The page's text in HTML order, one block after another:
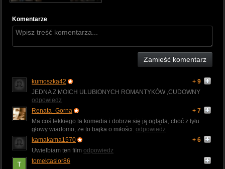
Komentarze
Zamieść komentarz
kumoszka42
+ 9
JEDNA Z MOICH ULUBIONYCH ROMANTYKÓW ,CUDOWNY
odpowiedz
Renata_Gorna
+ 7
Ma coś lekkiego ta komedia i dobrze się ją ogląda, choć z tyłu
głowy wiadomo, że to bajka o miłości. odpowiedz
kamakama1570
+ 6
Uwielbiam ten film odpowiedz
tomektasior86